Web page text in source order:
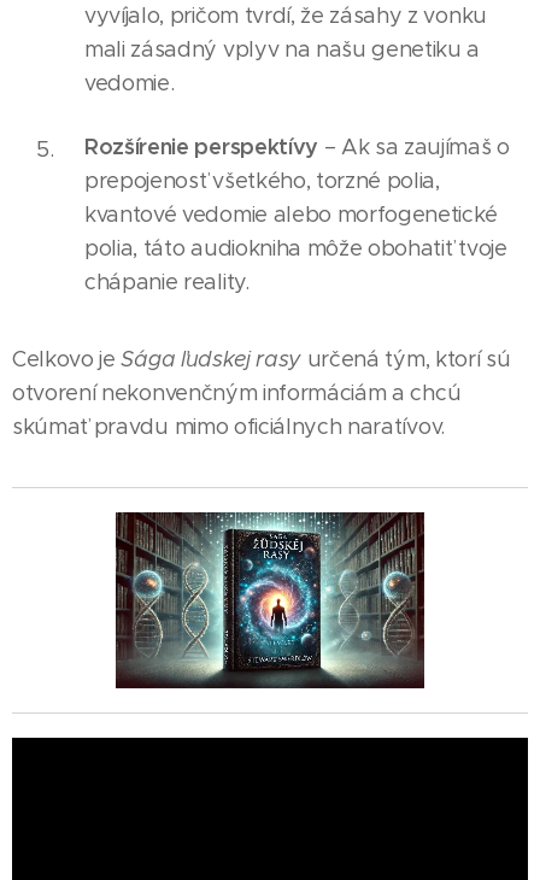
vyvíjalo, pričom tvrdí, že zásahy z vonku
mali zásadný vplyv na našu genetiku a
vedomie.
Rozšírenie perspektívy – Ak sa zaujímaš o
prepojenosť všetkého, torzné polia,
kvantové vedomie alebo morfogenetické
polia, táto audiokniha môže obohatiť tvoje
chápanie reality.
Celkovo jeSága ľudskej rasy určená tým, ktorí sú
otvorení nekonvenčným informáciám a chcú
skúmať pravdu mimo oficiálnych naratívov.